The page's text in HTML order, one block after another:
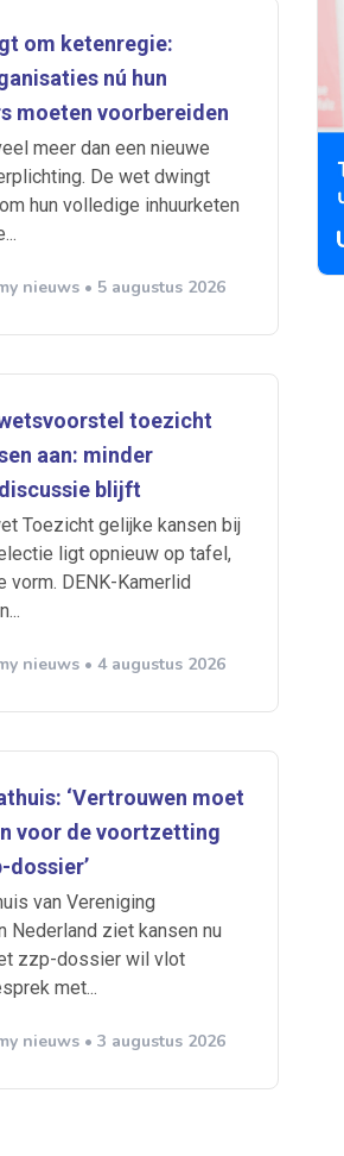
om ketenregie:
nú hun
moeten voorbereiden
meer dan een nieuwe
De wet dwingt
hun volledige inhuurketen
nieuws • 5 augustus 2026
wetsvoorstel toezicht
aan: minder
blijft
Toezicht gelijke kansen bij
ligt opnieuw op tafel,
vorm. DENK-Kamerlid
nieuws • 4 augustus 2026
‘Vertrouwen moet
voor de voortzetting
dossier’
van Vereniging
Nederland ziet kansen nu
zzp-dossier wil vlot
met...
nieuws • 3 augustus 2026